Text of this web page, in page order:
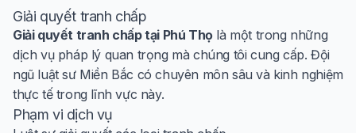
Giải quyết tranh chấp
Giải quyết tranh chấp tại Phú Thọlà một trong những
dịch vụ pháp lý quan trọng mà chúng tôi cung cấp. Đội
ngũ luật sư Miền Bắc có chuyên môn sâu và kinh nghiệm
thực tế trong lĩnh vực này.
Phạm vi dịch vụ